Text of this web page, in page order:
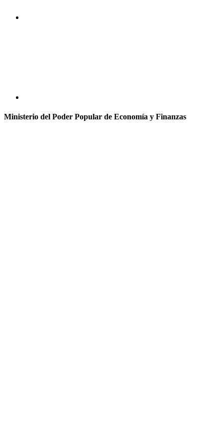
Ministerio del Poder Popular de Economía y Finanzas